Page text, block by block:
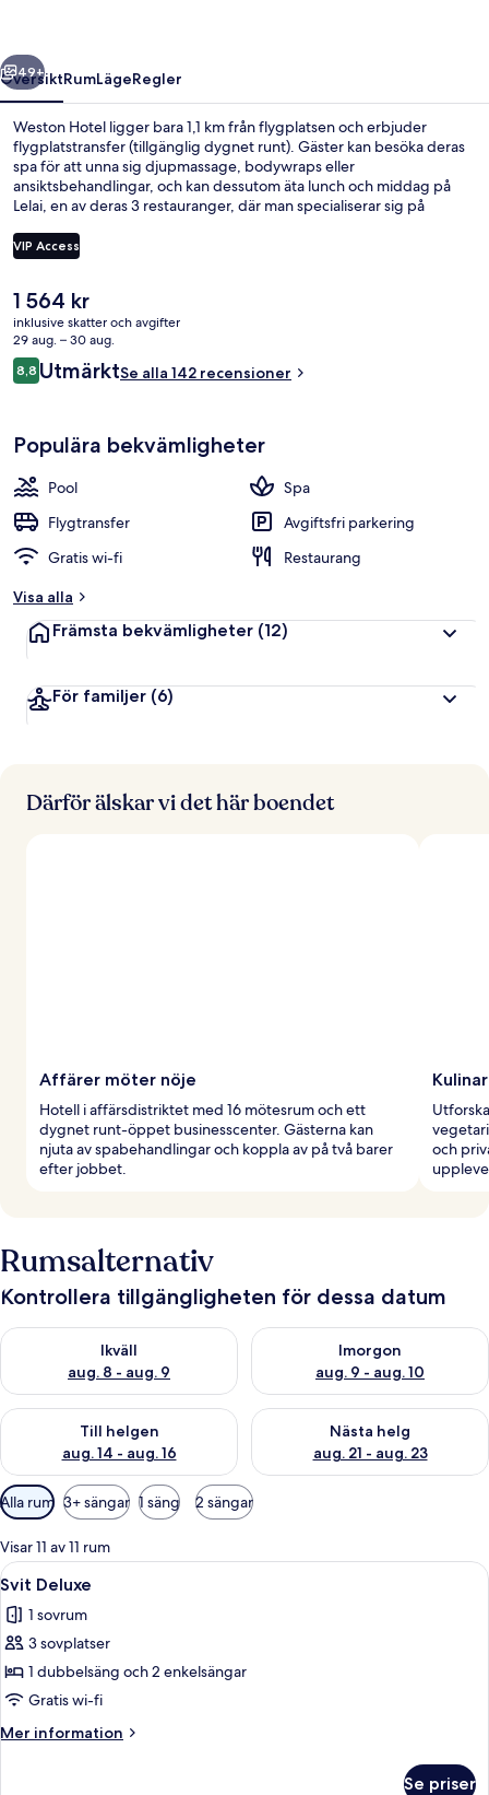
Nästa
49+
ÖversiktRumLägeRegler
Weston Hotel ligger bara 1,1 km från flygplatsen och erbjuder
flygplatstransfer (tillgänglig dygnet runt). Gäster kan besöka deras
spa för att unna sig djupmassage, bodywraps eller
ansiktsbehandlingar, och kan dessutom äta lunch och middag på
Lelai, en av deras 3 restauranger, där man specialiserar sig på
barer/lounger, en utomhuspool och en nattklubb. Andra resenärer
uppskattar den hjälpsamma personalen.
VIP Access
Det
nuvarande
priset
är
1 564 kr
1 564 kr
inklusive skatter och avgifter
29 aug. – 30 aug.
Recensioner
8,88,8 av 10,
UtmärktSe alla 142 recensioner
Populära bekvämligheter
Pool
Spa
Flygtransfer
Avgiftsfri parkering
Gratis wi-fi
Restaurang
Visa alla
Främsta bekvämligheter (12)
För familjer (6)
Därför älskar vi det här boendet
Affärer möter nöje
Hotell i affärsdistriktet med 16 mötesrum och ett
dygnet runt-öppet businesscenter. Gästerna kan
njuta av spabehandlingar och koppla av på två barer
efter jobbet.
och
Rumsalternativ
Kontrollera tillgängligheten för dessa datum
Ikväll
aug. 8 - aug. 9
Kontrollera tillgängligheten för ikväll aug. 8 - aug. 9
Imorgon
aug. 9 - aug. 10
Kontrollera tillgängligheten
Till helgen
aug. 14 - aug. 16
Kontrollera tillgängligheten för den här helgen aug. 14 - aug.
Nästa helg
aug. 21 - aug. 23
Kontrollera tillgängligheten
Tillgängliga
filter
för
rum
Alla rum 3+ sängar 1 säng 2 sängar
Visar 11 av 11 rum
Öppna
alla
foton
för
Svit
Deluxe
Ett hotellrum med ett rött, mönstrat
5
Svit Deluxe
1 sovrum
3 sovplatser
1 dubbelsäng och 2 enkelsängar
Gratis wi-fi
Mer information
Mer
Se priser